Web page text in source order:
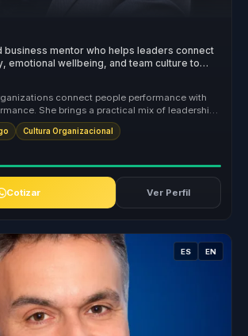
business mentor who helps leaders connect
emotional wellbeing, and team culture to
performance.
connect people performance with
She brings a practical mix of leadership,
Cultura Organizacional
Cotizar Ver Perfil
ES EN